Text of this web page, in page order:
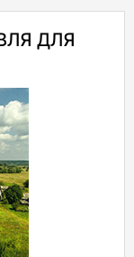
ДЛЯ